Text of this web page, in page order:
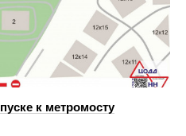
к метромосту